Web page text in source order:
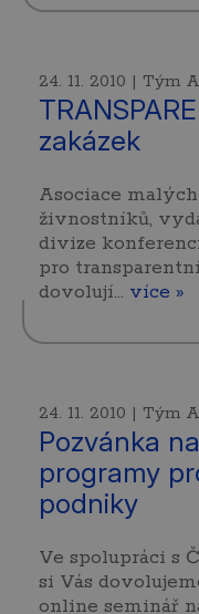
24. 11. 2010 | Tým
zakázek
Asociace
živnostníků,
divize
pro
dovolují… více »
24. 11. 2010 | Tým
Pozvánka
programy
podniky
Ve spolupráci s
si Vás
online seminář